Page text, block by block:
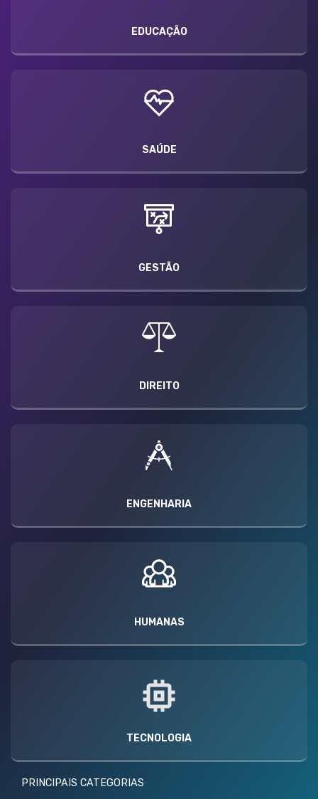
EDUCAÇÃO
SAÚDE
GESTÃO
DIREITO
ENGENHARIA
HUMANAS
TECNOLOGIA
PRINCIPAIS CATEGORIAS